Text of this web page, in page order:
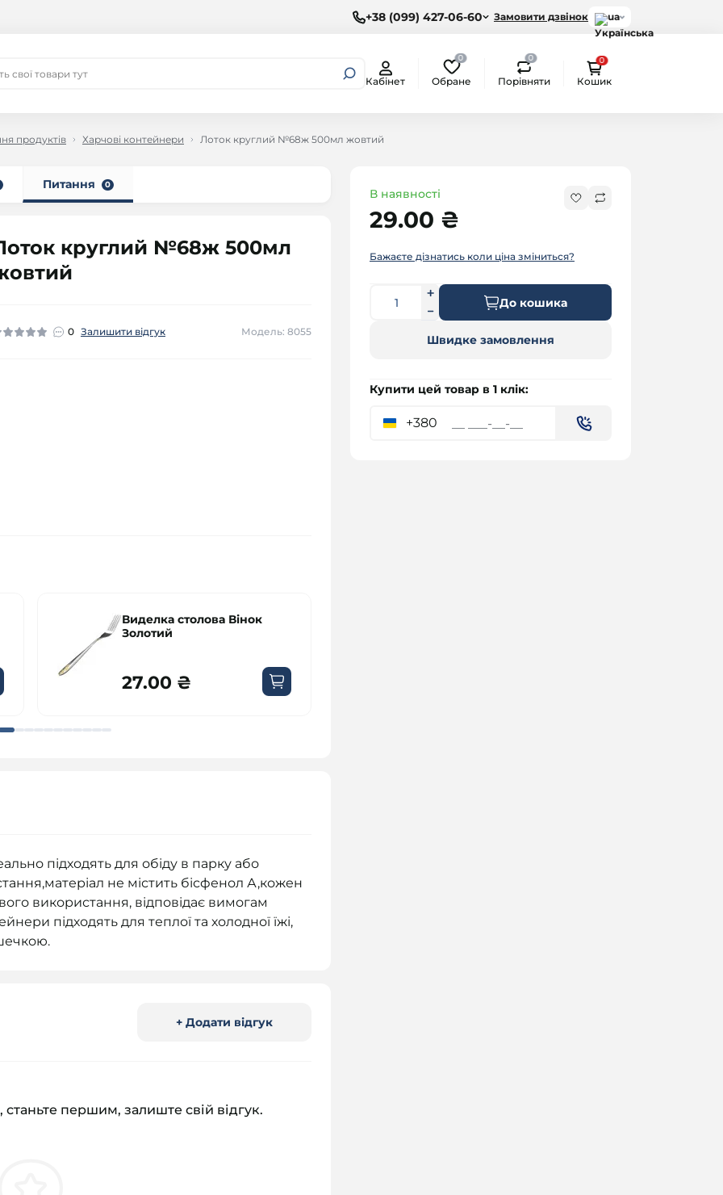
+38 (099) 427-06-60 Замовити дзвінок ua
Кабінет
0
Обране
0
Порівняти
0
Кошик
продуктів Харчові контейнери Лоток круглий №68ж 500мл жовтий
Питання 0
круглий №68ж 500мл
0 Залишити відгук Модель: 8055
В наявності
29.00 ₴
Бажаєте дізнатись коли ціна зміниться?
До кошика
Швидке замовлення
Купити цей товар в 1 клік:
+380
Лоток з ручками 1,2л
42.00 ₴
підходять для обіду в парку або
не містить бісфенол А,кожен
використання, відповідає вимогам
підходять для теплої та холодної їжі,
+ Додати відгук
станьте першим, залиште свій відгук.